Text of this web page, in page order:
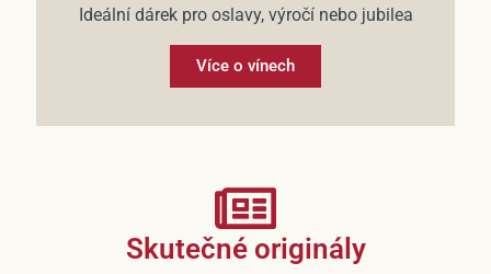
Ideální dárek pro oslavy, výročí nebo jubilea
Více o vínech
Skutečné originály